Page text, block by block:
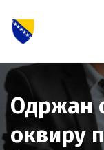
Одржан
оквиру